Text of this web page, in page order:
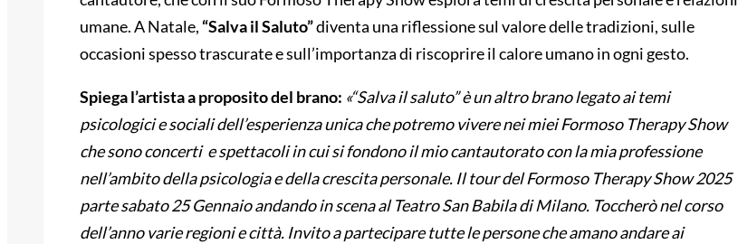
umane. A Natale, “Salva il Saluto”diventa una riflessione sul valore delle tradizioni, sulle
occasioni spesso trascurate e sull’importanza di riscoprire il calore umano in ogni gesto.
Spiega l’artista a proposito del brano: «“Salva il saluto” è un altro brano legato ai temi
psicologici e sociali dell’esperienza unica che potremo vivere nei miei Formoso Therapy Show
che sono concerti e spettacoli in cui si fondono il mio cantautorato con la mia professione
nell’ambito della psicologia e della crescita personale. Il tour del Formoso Therapy Show 2025
parte sabato 25 Gennaio andando in scena al Teatro San Babila di Milano. Toccherò nel corso
dell’anno varie regioni e città. Invito a partecipare tutte le persone che amano andare ai